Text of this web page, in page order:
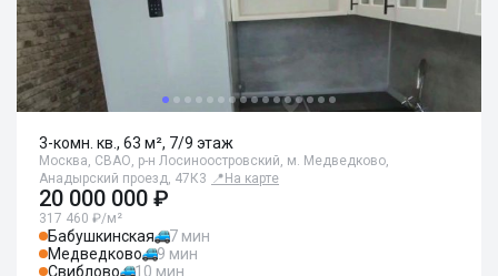
3-комн. кв., 63 м², 7/9 этаж
Москва, СВАО, р-н Лосиноостровский, м. Медведково,
Анадырский проезд, 47К3 📍 На карте
20 000 000 ₽
317 460 ₽/м²
Бабушкинская
7 мин
Медведково
9 мин
Свиблово
10 мин